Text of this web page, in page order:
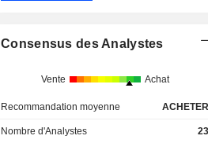
Consensus des Analystes
Vente Achat
Recommandation moyenne ACHETER
Nombre d'Analystes 23